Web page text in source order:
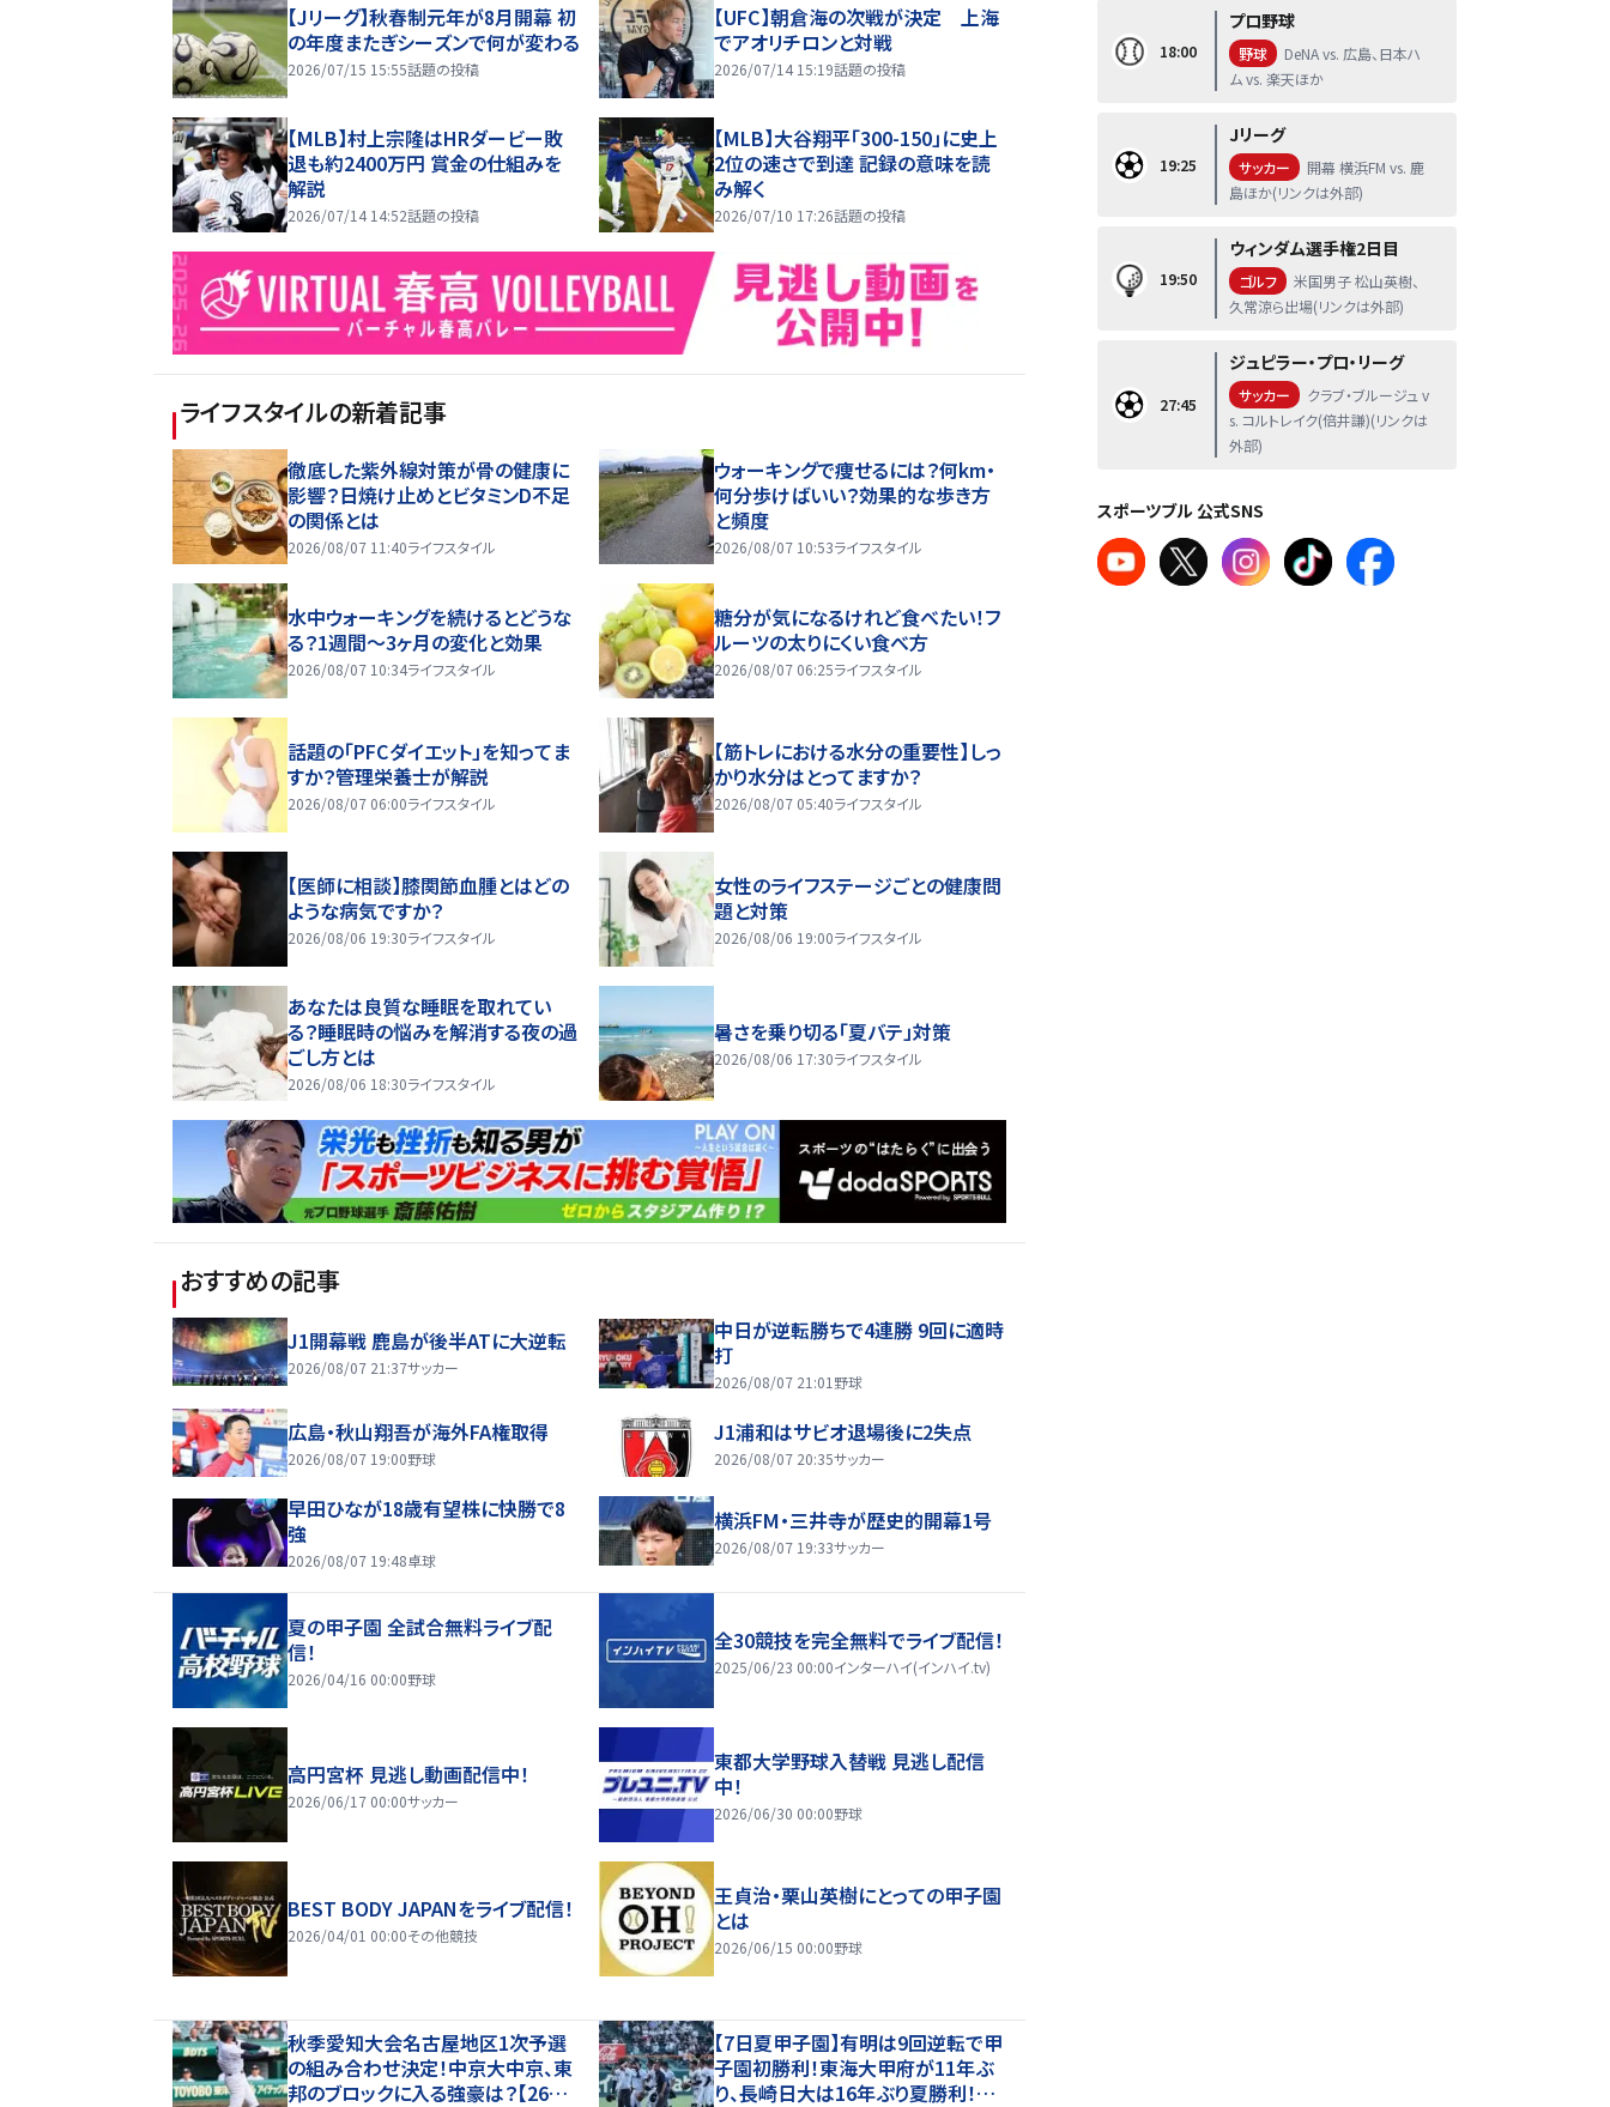
【Jリーグ】秋春制元年が8月開幕 初
の年度またぎシーズンで何が変わる
2026/07/15 15:55話題の投稿
【UFC】朝倉海の次戦が決定 上海
でアオリチロンと対戦
2026/07/14 15:19話題の投稿
【MLB】村上宗隆はHRダービー敗
退も約2400万円 賞金の仕組みを
解説
2026/07/14 14:52話題の投稿
【MLB】大谷翔平「300-150」に史上
2位の速さで到達 記録の意味を読
み解く
2026/07/10 17:26話題の投稿
ライフスタイルの新着記事
徹底した紫外線対策が骨の健康に
影響？日焼け止めとビタミンD不足
の関係とは
2026/08/07 11:40ライフスタイル
ウォーキングで痩せるには？何km・
何分歩けばいい？効果的な歩き方
と頻度
2026/08/07 10:53ライフスタイル
水中ウォーキングを続けるとどうな
る？1週間～3ヶ月の変化と効果
2026/08/07 10:34ライフスタイル
糖分が気になるけれど食べたい！フ
ルーツの太りにくい食べ方
2026/08/07 06:25ライフスタイル
話題の「PFCダイエット」を知ってま
すか？管理栄養士が解説
2026/08/07 06:00ライフスタイル
【筋トレにおける水分の重要性】しっ
かり水分はとってますか？
2026/08/07 05:40ライフスタイル
【医師に相談】膝関節血腫とはどの
ような病気ですか？
2026/08/06 19:30ライフスタイル
女性のライフステージごとの健康問
題と対策
2026/08/06 19:00ライフスタイル
あなたは良質な睡眠を取れてい
る？睡眠時の悩みを解消する夜の過
ごし方とは
2026/08/06 18:30ライフスタイル
暑さを乗り切る「夏バテ」対策
2026/08/06 17:30ライフスタイル
おすすめの記事
J1開幕戦 鹿島が後半ATに大逆転
2026/08/07 21:37サッカー
中日が逆転勝ちで4連勝 9回に適時
打
2026/08/07 21:01 野球
広島・秋山翔吾が海外FA権取得
2026/08/07 19:00野球
J1浦和はサビオ退場後に2失点
2026/08/07 20:35サッカー
早田ひなが18歳有望株に快勝で8
強
2026/08/07 19:48卓球
横浜FM・三井寺が歴史的開幕1号
2026/08/07 19:33サッカー
夏の甲子園 全試合無料ライブ配
信！
2026/04/16 00:00野球
全30競技を完全無料でライブ配信！
2025/06/23 00:00インターハイ(インハイ.tv)
高円宮杯 見逃し動画配信中！
2026/06/17 00:00サッカー
東都大学野球入替戦 見逃し配信
中！
2026/06/30 00:00野球
BEST BODY JAPANをライブ配信！
2026/04/01 00:00その他競技
王貞治・栗山英樹にとっての甲子園
とは
2026/06/15 00:00野球
秋季愛知大会名古屋地区1次予選
の組み合わせ決定！中京大中京、東
邦のブロックに入る強豪は？【26年
【7日夏甲子園】有明は9回逆転で甲
子園初勝利！東海大甲府が11年ぶ
り、長崎日大は16年ぶり夏勝利！健
18:00
プロ野球
野球
DeNA vs. 広島、日本ハ
ム vs. 楽天ほか
19:25
Jリーグ
サッカー
開幕 横浜FM vs. 鹿
島ほか(リンクは外部)
19:50
ウィンダム選手権2日目
ゴルフ
米国男子 松山英樹、
久常涼ら出場(リンクは外部)
27:45
ジュピラー・プロ・リーグ
サッカー
クラブ・ブルージュ v
s. コルトレイク(倍井謙)(リンクは
外部)
スポーツブル 公式SNS